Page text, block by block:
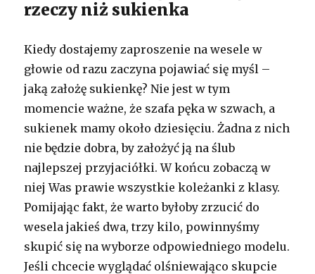
rzeczy niż sukienka
Kiedy dostajemy zaproszenie na wesele w
głowie od razu zaczyna pojawiać się myśl –
jaką założę sukienkę? Nie jest w tym
momencie ważne, że szafa pęka w szwach, a
sukienek mamy około dziesięciu. Żadna z nich
nie będzie dobra, by założyć ją na ślub
najlepszej przyjaciółki. W końcu zobaczą w
niej Was prawie wszystkie koleżanki z klasy.
Pomijając fakt, że warto byłoby zrzucić do
wesela jakieś dwa, trzy kilo, powinnyśmy
skupić się na wyborze odpowiedniego modelu.
Jeśli chcecie wyglądać olśniewająco skupcie